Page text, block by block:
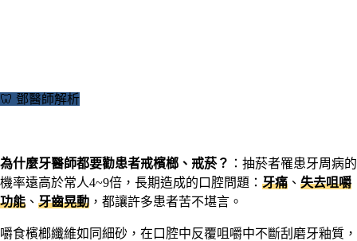
🦷 鄧醫師解析
為什麼牙醫師都要勸患者戒檳榔、 戒菸？ ：抽菸者罹患牙周病的
機率遠高於常人4~9倍，長期造成的口腔問題： 牙痛 、 失去咀嚼
功能 、 牙齒晃動 ，都讓許多患者苦不堪言。
嚼食檳榔纖維如同細砂，在口腔中反覆咀嚼中不斷刮磨牙釉質，